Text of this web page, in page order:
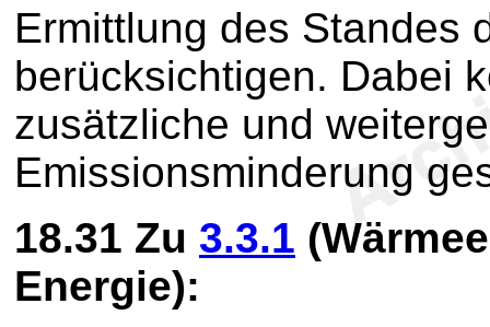
Ermittlung des Standes
berücksichtigen. Dabei
zusätzliche und
Emissionsminderung
18.31 Zu 3.3.1
Energie):